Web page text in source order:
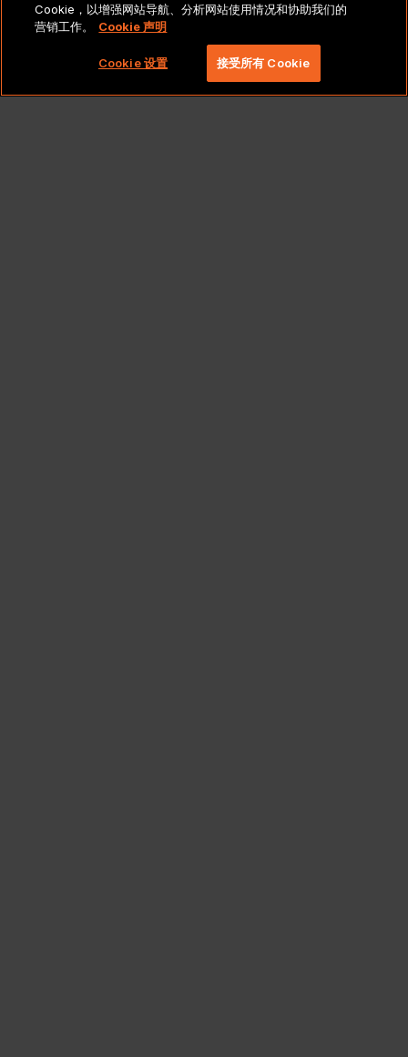
版权所有 2026 北京莱博智环球科技有限公司。保留所有
权利。
Cookie，以增强网站导航、分析网站使用情况和协助我们的
营销工作。
Cookie 声明
Cookie 设置 接受所有 Cookie